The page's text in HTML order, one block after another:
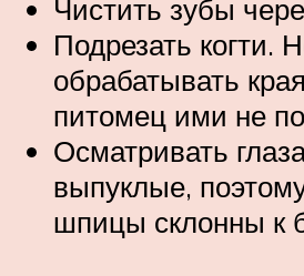
Чистить зубы
Подрезать когти.
обрабатывать
питомец ими не
Осматривать
выпуклые,
шпицы склонны к